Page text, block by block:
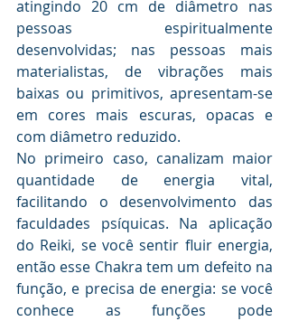
atingindo 20 cm de diâmetro nas
pessoas espiritualmente
desenvolvidas; nas pessoas mais
materialistas, de vibrações mais
baixas ou primitivos, apresentam-se
em cores mais escuras, opacas e
com diâmetro reduzido.
No primeiro caso, canalizam maior
quantidade de energia vital,
facilitando o desenvolvimento das
faculdades psíquicas. Na aplicação
do Reiki, se você sentir fluir energia,
então esse Chakra tem um defeito na
função, e precisa de energia: se você
conhece as funções pode